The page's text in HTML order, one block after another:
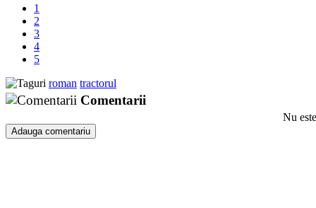
1
2
3
4
5
roman tractorul
Comentarii
Nu